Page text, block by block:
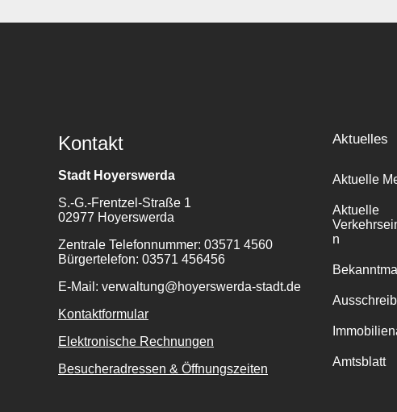
Kontakt
Stadt Hoyerswerda
S.-G.-Frentzel-Straße 1
02977 Hoyerswerda
Zentrale Telefonnummer: 03571 4560
Bürgertelefon: 03571 456456
E-Mail: verwaltung@hoyerswerda-stadt.de
Kontaktformular
Elektronische Rechnungen
Besucheradressen & Öffnungszeiten
Aktuelles
Aktuelle
Aktuelle
n
Amtsblatt